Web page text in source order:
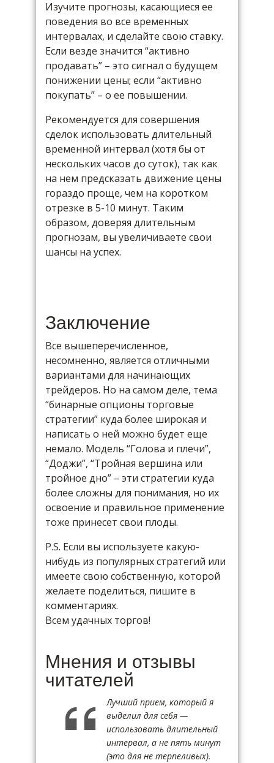
Изучите прогнозы, касающиеся ее
поведения во все временных
интервалах, и сделайте свою ставку.
Если везде значится “активно
продавать” – это сигнал о будущем
понижении цены; если “активно
покупать” – о ее повышении.
Рекомендуется для совершения
сделок использовать длительный
временной интервал (хотя бы от
нескольких часов до суток), так как
на нем предсказать движение цены
гораздо проще, чем на коротком
отрезке в 5-10 минут. Таким
образом, доверяя длительным
прогнозам, вы увеличиваете свои
шансы на успех.
Заключение
Все вышеперечисленное,
несомненно, является отличными
вариантами для начинающих
трейдеров. Но на самом деле, тема
“бинарные опционы торговые
стратегии” куда более широкая и
написать о ней можно будет еще
немало. Модель “Голова и плечи”,
“Доджи”, “Тройная вершина или
тройное дно” – эти стратегии куда
более сложны для понимания, но их
освоение и правильное применение
тоже принесет свои плоды.
P.S. Если вы используете какую-
нибудь из популярных стратегий или
имеете свою собственную, которой
желаете поделиться, пишите в
комментариях.
Всем удачных торгов!
Мнения и отзывы
читателей
Лучший прием, который я
выделил для себя —
использовать длительный
интервал, а не пять минут
(это для не терпеливых).